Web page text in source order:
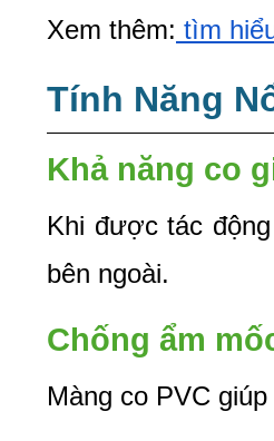
Xem thêm: tìm
Tính Năng
Khả năng co
Khi được tác
bên ngoài.
Chống ẩm
Màng co PVC